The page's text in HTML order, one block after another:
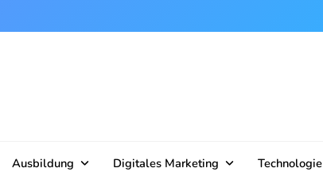
Ausbildung Digitales Marketing Technologie